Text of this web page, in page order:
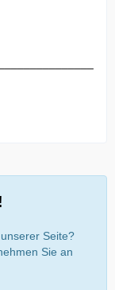
Seite?
Sie an